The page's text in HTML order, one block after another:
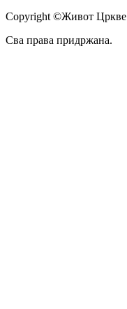
Copyright ©Живот Цркве
Сва права придржана.